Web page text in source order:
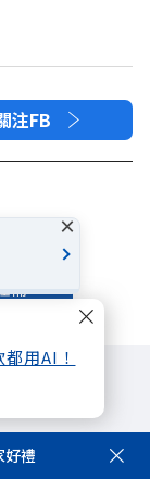
用AI！
注FB
冊
文化
好禮
×